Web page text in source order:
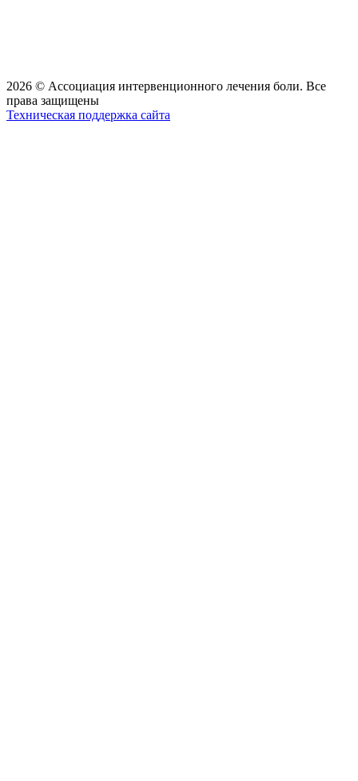
2026 © Ассоциация интервенционного лечения боли. Все
права защищены
Техническая поддержка сайта